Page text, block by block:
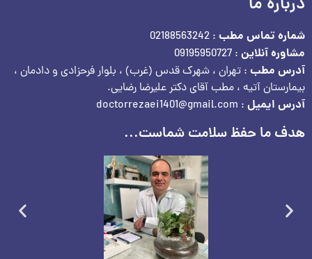
درباره ما
شماره تماس مطب : 02188563242
مشاوره آنلاین : 09195950727
آدرس مطب : تهران ، شهرک قدس (غرب) ، بلوار فرحزادی و دادمان ،
بیمارستان آتیه ، مطب آقای دکتر علیرضا رضایی.
آدرس ایمیل : doctorrezaei1401@gmail.com
هدف ما حفظ سلامت شماست...